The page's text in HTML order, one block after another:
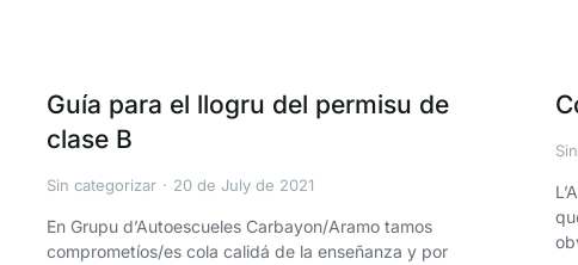
Guía para el llogru del permisu de
clase B
Sin categorizar 20 de July de 2021
En Grupu d’Autoescueles Carbayon/Aramo tamos
comprometíos/es cola calidá de la enseñanza y por